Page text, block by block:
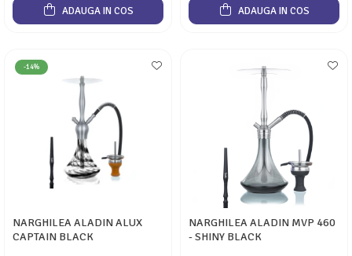
ADAUGA IN COS ADAUGA IN COS
-14%
NARGHILEA ALADIN ALUX
CAPTAIN BLACK
NARGHILEA ALADIN MVP 460
- SHINY BLACK